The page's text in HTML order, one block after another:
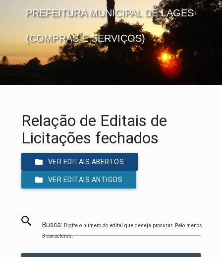
PREFEITURA MUNICIPAL DE LAGES
(COMPRAS E SERVIÇOS)
Relação de Editais de
Licitações fechados
VER EDITAIS ABERTOS
VER EDITAIS ANTIGOS
Busca: Digite o número do edital que deseja procurar. Pelo menos
3 caracteres.